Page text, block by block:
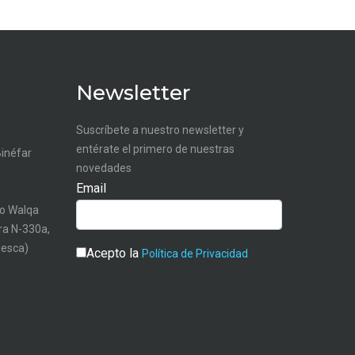
Walqa
N-330a,
Newsletter
Suscríbete a nuestro newsletter y
entérate el primero de nuestras
novedades
Email
Acepto la Política de Privacidad